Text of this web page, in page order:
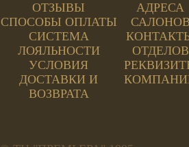
ОТЗЫВЫ
СПОСОБЫ ОПЛАТЫ
СИСТЕМА
ЛОЯЛЬНОСТИ
УСЛОВИЯ
ДОСТАВКИ И
ВОЗВРАТА
АДРЕСА
САЛОНОВ
ОТДЕЛОВ